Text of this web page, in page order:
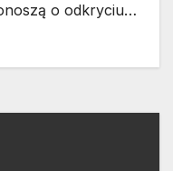
o odkryciu…